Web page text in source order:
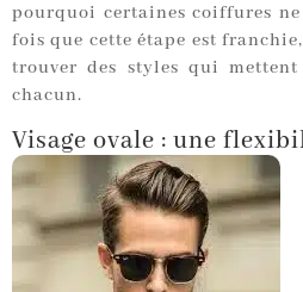
pourquoi certaines coiffures ne
fois que cette étape est
trouver des styles qui
chacun.
Visage ovale : une